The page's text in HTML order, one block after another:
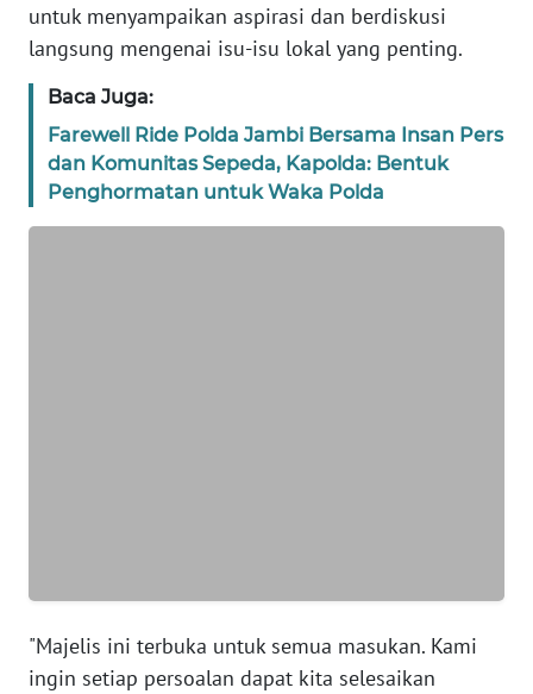
untuk menyampaikan aspirasi dan berdiskusi
langsung mengenai isu-isu lokal yang penting.
Baca Juga:
Farewell Ride Polda Jambi Bersama Insan Pers
dan Komunitas Sepeda, Kapolda: Bentuk
Penghormatan untuk Waka Polda
"Majelis ini terbuka untuk semua masukan. Kami
ingin setiap persoalan dapat kita selesaikan
Wahana
Regional
SUMUT
WN
KEPRI